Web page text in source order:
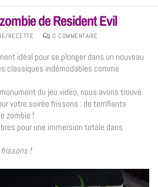
de Resident Evil
RECETTE 0 COMMENTAIRE
idéal pour se plonger dans un nouveau
classiques indémodables comme
du jeu vidéo, nous avons trouvé
votre soirée frissons : de terrifiants
zombie !
pour une immersion totale dans
!